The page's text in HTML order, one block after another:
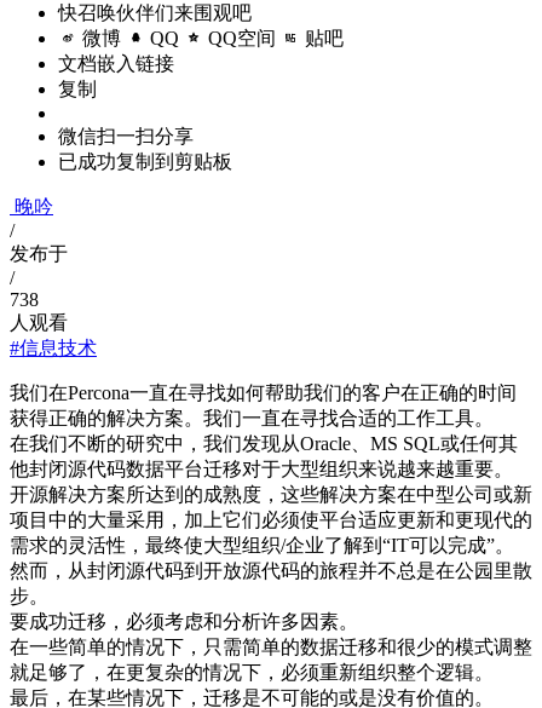
快召唤伙伴们来围观吧
微博 QQ QQ空间 贴吧
文档嵌入链接
复制
微信扫一扫分享
已成功复制到剪贴板
晚吟
/
发布于
/
738
人观看
#信息技术
我们在Percona一直在寻找如何帮助我们的客户在正确的时间
获得正确的解决方案。我们一直在寻找合适的工作工具。
在我们不断的研究中，我们发现从Oracle、MS SQL或任何其
他封闭源代码数据平台迁移对于大型组织来说越来越重要。
开源解决方案所达到的成熟度，这些解决方案在中型公司或新
项目中的大量采用，加上它们必须使平台适应更新和更现代的
需求的灵活性，最终使大型组织/企业了解到“IT可以完成”。
然而，从封闭源代码到开放源代码的旅程并不总是在公园里散
步。
要成功迁移，必须考虑和分析许多因素。
在一些简单的情况下，只需简单的数据迁移和很少的模式调整
就足够了，在更复杂的情况下，必须重新组织整个逻辑。
最后，在某些情况下，迁移是不可能的或是没有价值的。